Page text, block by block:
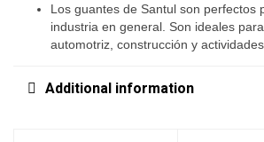
Los guantes de Santul son perfectos
industria en general. Son ideales
automotriz, construcción y
Additional information